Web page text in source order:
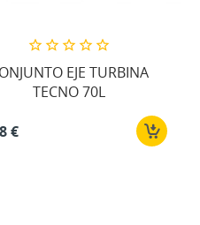
EJE TURBINA
TECNO 70L
€